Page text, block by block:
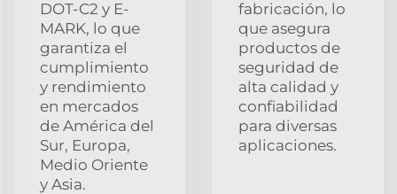
DOT-C2 y E-
MARK, lo que
garantiza el
cumplimiento
y rendimiento
en mercados
de América del
Sur, Europa,
Medio Oriente
y Asia.
fabricación, lo
que asegura
productos de
seguridad de
alta calidad y
confiabilidad
para diversas
aplicaciones.